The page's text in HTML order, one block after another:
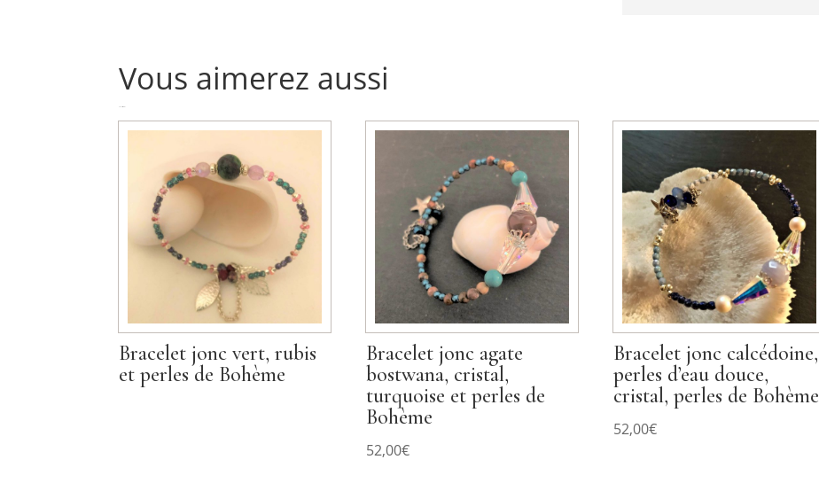
Vous aimerez aussi
Bracelet jonc vert, rubis
et perles de Bohème
Bracelet jonc agate
bostwana, cristal,
turquoise et perles de
Bohème
52,00€
Bracelet jonc calcédoine,
perles d’eau douce,
cristal, perles de Bohème
52,00€